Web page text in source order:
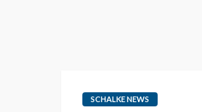
SCHALKE NEWS